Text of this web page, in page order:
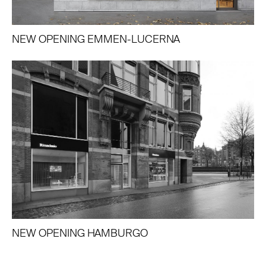
NEW OPENING EMMEN-LUCERNA
NEW OPENING HAMBURGO